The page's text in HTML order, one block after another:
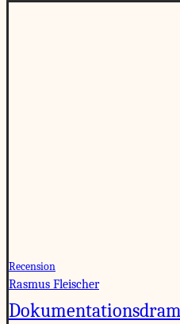
Recension
Rasmus Fleischer